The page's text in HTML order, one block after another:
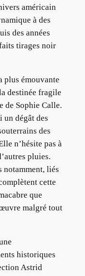
américain
à des
des années
tirages noir
plus émouvante
destinée fragile
de Sophie Calle.
un dégât des
des
n’hésite pas à
pluies.
notamment, liés
cette
que
malgré tout
historiques
Astrid